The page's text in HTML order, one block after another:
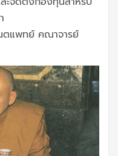
ตแพทย์ คณาจารย์